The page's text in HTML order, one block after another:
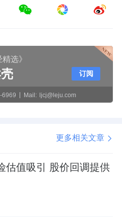
选》
6969 Mail: ljcj@leju.com
订阅
更多相关文章
估值吸引 股价回调提供